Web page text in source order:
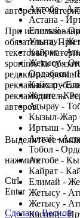
Актобе -
Астана -
Елимай -
Улытау -
Кайрат -
Жетысу -
Ордабасы -
Кайсар -
Женис -
Атырау -
Кызыл-Жар
Иртыш -
Алтай -
Тобол -
Актобе -
Кайрат -
Елимай -
Жетысу -
Жетысу -
Каспий -
авторские
При
обязательна. При
текстовых
sportinfo.kz
редакции:
рекламных
рекламодатель.
авторов.
Заметили ошибку
Выделите ее
нажмите
Ctrl
Enter
Сделано Весной